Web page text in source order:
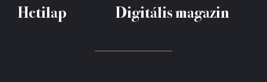
Hetilap Digitális magazin